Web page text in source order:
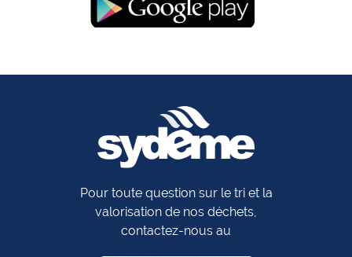
Pour toute question sur le tri et la
valorisation de nos déchets,
contactez-nous au